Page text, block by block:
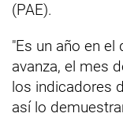
(PAE).
"Es un año en
avanza, el mes
los indicadores
así lo